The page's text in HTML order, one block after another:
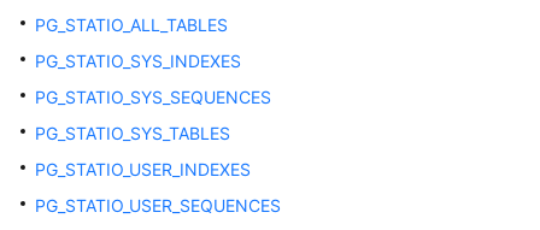
系
统
视
ADM_ARGUMENTS
PG_STATIO_ALL_TABLES
PG_STATIO_SYS_INDEXES
PG_STATIO_SYS_SEQUENCES
PG_STATIO_SYS_TABLES
PG_STATIO_USER_INDEXES
PG_STATIO_USER_SEQUENCES